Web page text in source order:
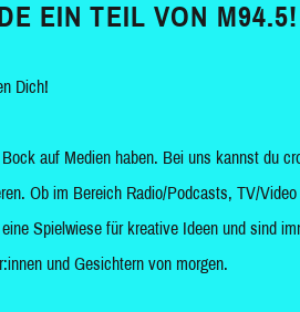
EIN TEIL VON M94.5!
Dich!
auf Medien haben. Bei uns kannst du
Ob im Bereich Radio/Podcasts, TV/
eine Spielwiese für kreative Ideen und sind
und Gesichtern von morgen.